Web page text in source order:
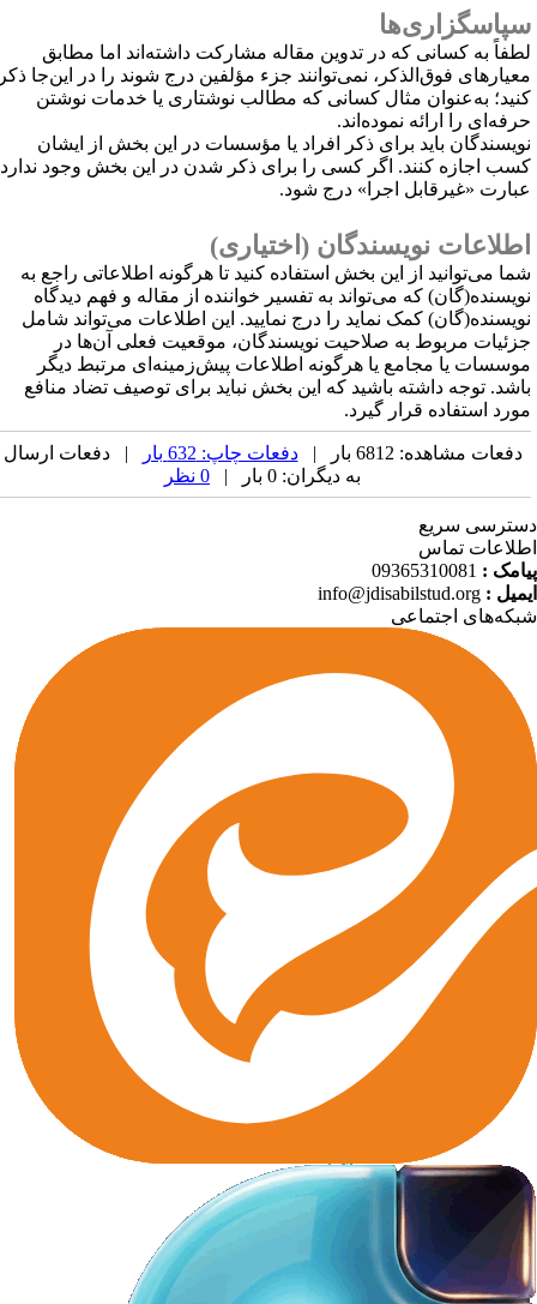
به کسانی که در تدوین مقاله مشارکت داشته‌اند اما مطابق
فوق‌الذکر، نمی‌توانند جزء مؤلفین درج شوند را در این‌جا ذکر
به‌عنوان مثال کسانی که مطالب نوشتاری یا خدمات نوشتن
را ارائه نموده‌اند.
باید برای ذکر افراد یا مؤسسات در این بخش از ایشان
اجازه کنند. اگر کسی را برای ذکر شدن در این بخش وجود ندارد،
«غیرقابل اجرا» درج شود.
نویسندگان (اختیاری)
می‌توانید از این بخش استفاده کنید تا هرگونه اطلاعاتی راجع به
که می‌تواند به تفسیر خواننده از مقاله و فهم دیدگاه
کمک نماید را درج نمایید. این اطلاعات می‌تواند شامل
مربوط به صلاحیت نویسندگان، موقعیت فعلی آن‌ها در
یا مجامع یا هرگونه اطلاعات پیش‌زمینه‌ای مرتبط دیگر
توجه داشته باشید که این بخش نباید برای توصیف تضاد منافع
استفاده قرار گیرد .
دفعات مشاهده: 6812 بار | دفعات چاپ: 632 بار
| دفعات ارسال
به دیگران: 0 بار |
سریع
تماس
:
09365310081
:
info@jdisabilstud.org
اجتماعی